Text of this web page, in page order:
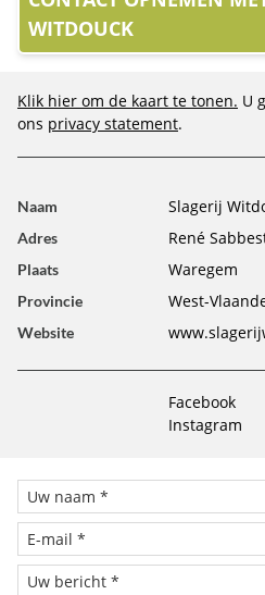
WITDOUCK
Klik hier om de kaart te tonen. U
ons privacy statement.
Naam Slagerij
Adres René
Plaats Waregem
Provincie West-
Website
Facebook
Instagram